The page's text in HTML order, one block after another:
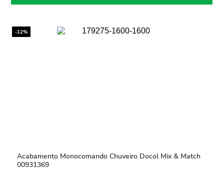
-12%
Acabamento Monocomando Chuveiro Docol Mix & Match
00931369